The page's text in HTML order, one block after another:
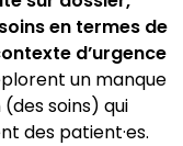
en termes de
d’urgence
un manque
soins) qui
des patient·es.